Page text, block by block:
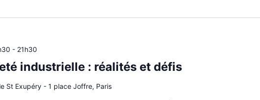
industrielle : réalités et défis
- 21h30
St Exupéry - 1 place Joffre, Paris